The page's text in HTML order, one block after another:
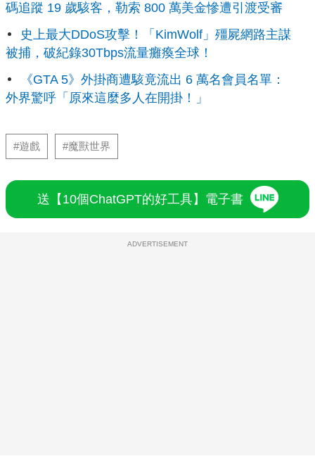
碼追蹤 19 歲駭客，勒索 800 萬美金慘遭引渡受審
史上最大DDoS攻擊！「KimWolf」殭屍網路主謀
被捕，破紀錄30Tbps流量癱瘓全球！
《GTA 5》外掛商遭駭竟流出 6 萬名會員名單：
外界驚呼「原來這麼多人在開掛！」
#遊戲 #魔獸世界
送【10個ChatGPT的好工具】電子書
ADVERTISEMENT